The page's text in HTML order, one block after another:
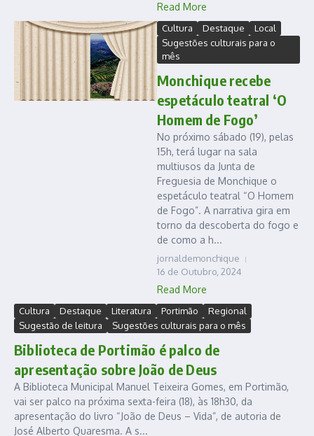
Read More
Cultura Destaque
Local
Sugestões culturais para o
mês
Monchique recebe
espetáculo teatral ‘O
Homem de Fogo’
No próximo sábado (19), pelas
15h, terá lugar na sala
multiusos da Junta de
Freguesia de Monchique o
espetáculo teatral “O Homem
de Fogo”. A narrativa gira em
torno da descoberta do fogo e
de como a h...
jornaldemonchique
16 de Outubro, 2024
Read More
Cultura Destaque Literatura Portimão
Regional
Sugestão de leitura
Sugestões culturais para o mês
Biblioteca de Portimão é palco de
apresentação sobre João de Deus
A Biblioteca Municipal Manuel Teixeira Gomes, em Portimão,
vai ser palco na próxima sexta-feira (18), às 18h30, da
apresentação do livro “João de Deus – Vida”, de autoria de
José Alberto Quaresma. A s...